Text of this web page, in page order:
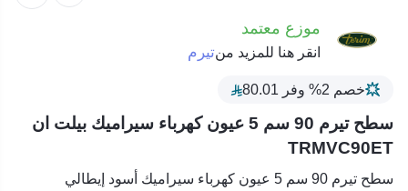
موزع معتمد
انقر هنا للمزيد منتيرم
خصم 2% وفر 80.01
سطح تيرم 90 سم 5 عيون كهرباء سيراميك بيلت ان
TRMVC90ET
سطح تيرم 90 سم 5 عيون كهرباء سيراميك أسود إيطالي